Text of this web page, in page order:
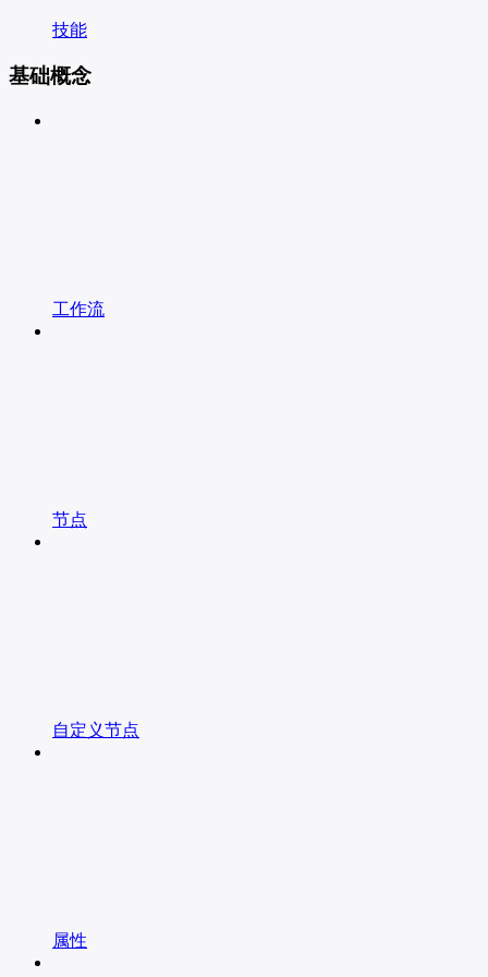
技能
基础概念
工作流
节点
自定义节点
属性